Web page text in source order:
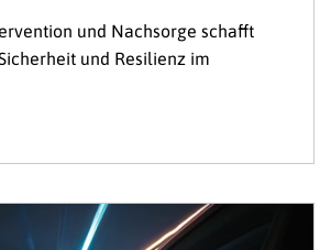
und Nachsorge schafft
und Resilienz im